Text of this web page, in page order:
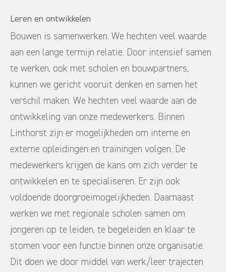
Leren en ontwikkelen
Bouwen is samenwerken. We hechten veel waarde
aan een lange termijn relatie. Door intensief samen
te werken, ook met scholen en bouwpartners,
kunnen we gericht vooruit denken en samen het
verschil maken. We hechten veel waarde aan de
ontwikkeling van onze medewerkers. Binnen
Linthorst zijn er mogelijkheden om interne en
externe opleidingen en trainingen volgen. De
medewerkers krijgen de kans om zich verder te
ontwikkelen en te specialiseren. Er zijn ook
voldoende doorgroeimogelijkheden. Daarnaast
werken we met regionale scholen samen om
jongeren op te leiden, te begeleiden en klaar te
stomen voor een functie binnen onze organisatie.
Dit doen we door middel van werk/leer trajecten